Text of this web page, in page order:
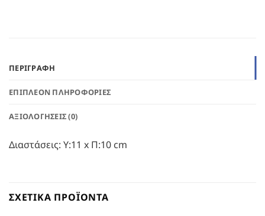
ΠΕΡΙΓΡΑΦΉ
ΕΠΙΠΛΈΟΝ ΠΛΗΡΟΦΟΡΊΕΣ
ΑΞΙΟΛΟΓΉΣΕΙΣ (0)
Διαστάσεις: Υ:11 x Π:10 cm
ΣΧΕΤΙΚΆ ΠΡΟΪΌΝΤΑ